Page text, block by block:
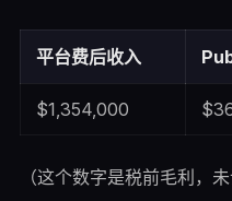
平台费后收入
$1,354,000
（这个数字是税前毛利，